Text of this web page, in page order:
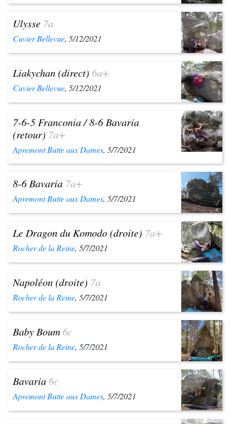
Ulysse 7a
Cuvier Bellevue, 5/12/2021
Liakychan (direct) 6a+
Cuvier Bellevue, 5/12/2021
7-6-5 Franconia / 8-6 Bavaria
(retour) 7a+
Apremont Butte aux Dames, 5/7/2021
8-6 Bavaria 7a+
Apremont Butte aux Dames, 5/7/2021
Le Dragon du Komodo (droite) 7a+
Rocher de la Reine, 5/7/2021
Napoléon (droite) 7a
Rocher de la Reine, 5/7/2021
Baby Boum6c
Rocher de la Reine, 5/7/2021
Bavaria6c
Apremont Butte aux Dames, 5/7/2021